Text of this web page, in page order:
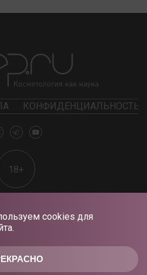
cookies для
КОНФИДЕНЦИАЛЬНОСТЬ
18+